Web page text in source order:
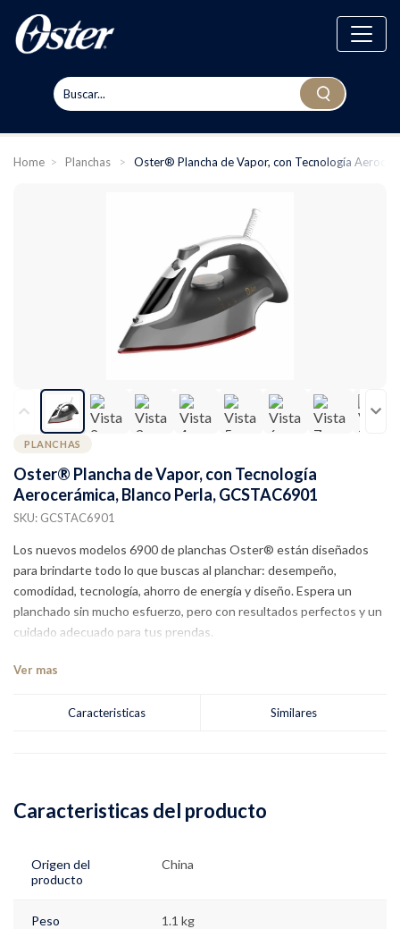
Home > Planchas > Oster® Plancha de Vapor, con Tecnología
PLANCHAS
Oster® Plancha de Vapor, con Tecnología
Aerocerámica, Blanco Perla, GCSTAC6901
SKU: GCSTAC6901
Los nuevos modelos 6900 de planchas Oster® están diseñados
para brindarte todo lo que buscas al planchar: desempeño,
comodidad, tecnología, ahorro de energía y diseño. Espera un
planchado sin mucho esfuerzo, pero con resultados perfectos y un
cuidado adecuado para tus prendas.
Ver mas
Caracteristicas Similares
Caracteristicas del producto
Origen del
producto
China
Peso 1.1 kg